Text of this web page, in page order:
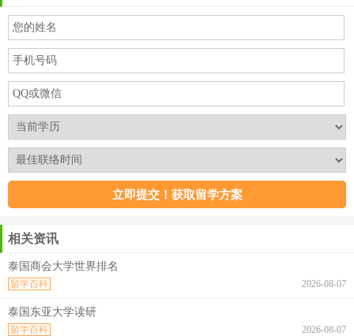
相关资讯
泰国商会大学世界排名
2026-08-07
留学百科
泰国东亚大学读研
2026-08-07
留学百科